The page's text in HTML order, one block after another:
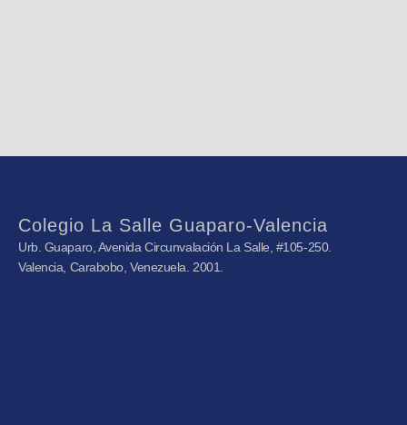
Colegio La Salle Guaparo-Valencia
Urb. Guaparo, Avenida Circunvalación La Salle, #105-250.
Valencia, Carabobo, Venezuela. 2001.